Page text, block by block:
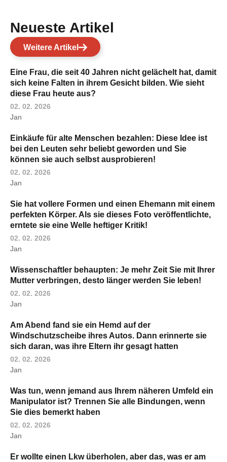
Neueste Artikel
Weitere Artikel
Eine Frau, die seit 40 Jahren nicht gelächelt hat, damit
sich keine Falten in ihrem Gesicht bilden. Wie sieht
diese Frau heute aus?
02. 02. 2026
Jan
Einkäufe für alte Menschen bezahlen: Diese Idee ist
bei den Leuten sehr beliebt geworden und Sie
können sie auch selbst ausprobieren!
02. 02. 2026
Jan
Sie hat vollere Formen und einen Ehemann mit einem
perfekten Körper. Als sie dieses Foto veröffentlichte,
erntete sie eine Welle heftiger Kritik!
02. 02. 2026
Jan
Wissenschaftler behaupten: Je mehr Zeit Sie mit Ihrer
Mutter verbringen, desto länger werden Sie leben!
02. 02. 2026
Jan
Am Abend fand sie ein Hemd auf der
Windschutzscheibe ihres Autos. Dann erinnerte sie
sich daran, was ihre Eltern ihr gesagt hatten
02. 02. 2026
Jan
Was tun, wenn jemand aus Ihrem näheren Umfeld ein
Manipulator ist? Trennen Sie alle Bindungen, wenn
Sie dies bemerkt haben
02. 02. 2026
Jan
Er wollte einen Lkw überholen, aber das, was er am